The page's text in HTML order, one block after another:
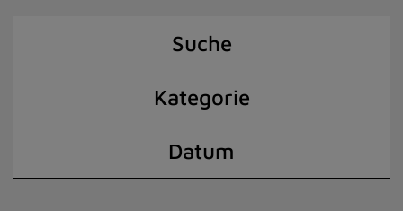
Suche
Kategorie
Datum